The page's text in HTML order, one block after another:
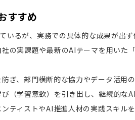
すすめ
いるが、実務での具体的な成果が出
社の実課題や最新のAIテーマを用いた
防ぎ、部門横断的な協力やデータ活用
び（学習意欲）を引き出し、継続的な
ンティストやAI推進人材の実践スキル